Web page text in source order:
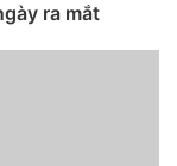
ra mắt